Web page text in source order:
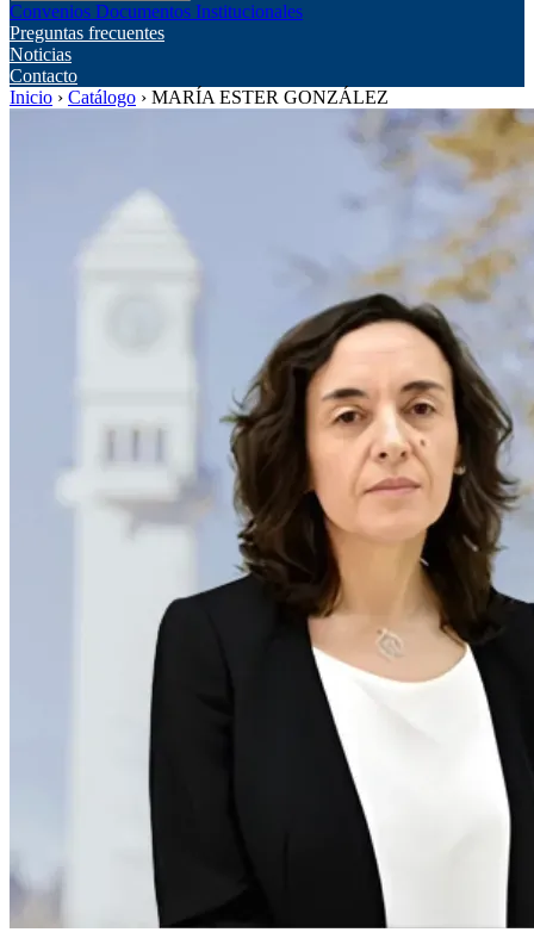
Convenios Documentos Institucionales
Preguntas frecuentes
Noticias
Contacto
Inicio › Catálogo › MARÍA ESTER GONZÁLEZ